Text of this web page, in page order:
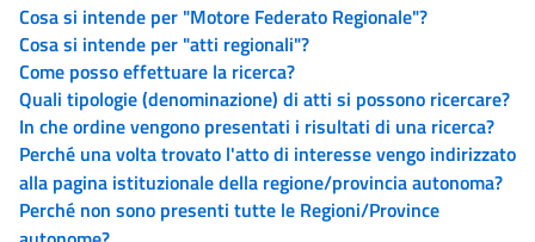
Cosa si intende per "Motore Federato Regionale"?
Cosa si intende per "atti regionali"?
Come posso effettuare la ricerca?
Quali tipologie (denominazione) di atti si possono ricercare?
In che ordine vengono presentati i risultati di una ricerca?
Perché una volta trovato l'atto di interesse vengo indirizzato
alla pagina istituzionale della regione/provincia autonoma?
Perché non sono presenti tutte le Regioni/Province